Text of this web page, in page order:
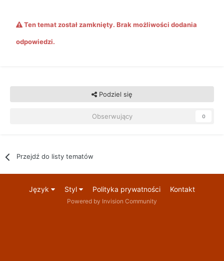
Ten temat został zamknięty. Brak możliwości dodania
odpowiedzi.
Podziel się
Obserwujący 0
Przejdź do listy tematów
Język Styl Polityka prywatności Kontakt
Powered by Invision Community